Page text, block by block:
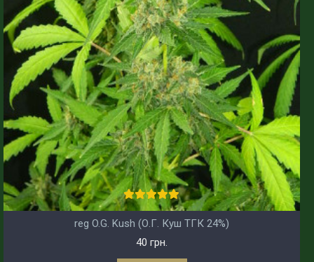
reg O.G. Kush (О.Г. Куш ТГК 24%)
40 грн.